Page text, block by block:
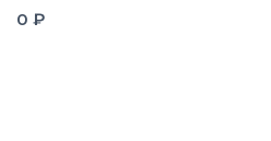
0 ₽